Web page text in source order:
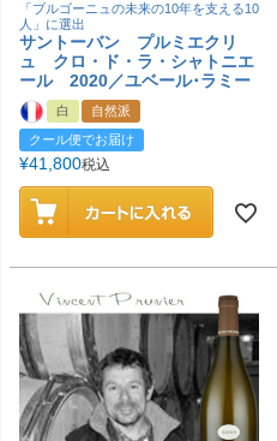
「ブルゴーニュの未来の10年を支える10
人」に選出
サントーバン プルミエクリ
ュ クロ・ド・ラ・シャトニエ
ール 2020／ユベール･ラミー
白
自然派
クール便でお届け
¥41,800税込